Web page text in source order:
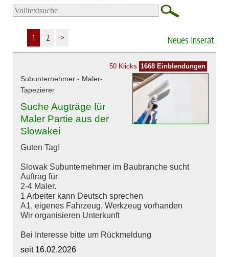
1 2 > Neues Inserat
50 Klicks 1668 Einblendungen
Subunternehmer - Maler-
Tapezierer
Suche Augträge für
Maler Partie aus der
Slowakei
Guten Tag!
Slowak Subunternehmer im Baubranche sucht
Auftrag für
2-4 Maler.
1 Arbeiter kann Deutsch sprechen
A1, eigenes Fahrzeug, Werkzeug vorhanden
Wir organisieren Unterkunft
Bei Interesse bitte um Rückmeldung
seit 16.02.2026